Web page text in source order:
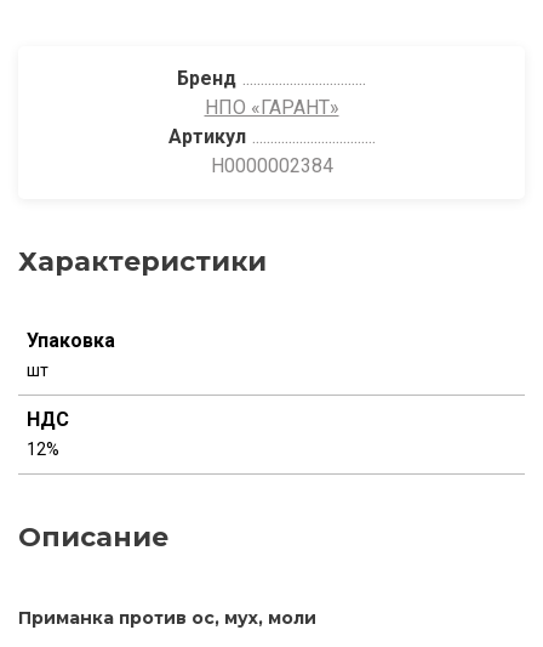
Бренд
НПО «ГАРАНТ»
Артикул
Н0000002384
Характеристики
Упаковка
шт
НДС
12%
Описание
Приманка против ос, мух, моли